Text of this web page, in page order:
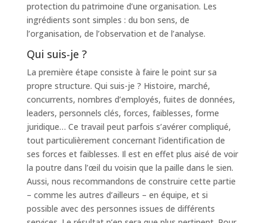
protection du patrimoine d’une organisation. Les
ingrédients sont simples : du bon sens, de
l’organisation, de l’observation et de l’analyse.
Qui suis-je ?
La première étape consiste à faire le point sur sa
propre structure. Qui suis-je ? Histoire, marché,
concurrents, nombres d’employés, fuites de données,
leaders, personnels clés, forces, faiblesses, forme
juridique… Ce travail peut parfois s’avérer compliqué,
tout particulièrement concernant l’identification de
ses forces et faiblesses. Il est en effet plus aisé de voir
la poutre dans l’œil du voisin que la paille dans le sien.
Aussi, nous recommandons de construire cette partie
– comme les autres d’ailleurs – en équipe, et si
possible avec des personnes issues de différents